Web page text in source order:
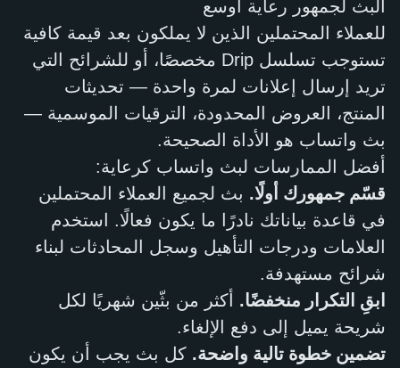
البث لجمهور رعاية أوسع
للعملاء المحتملين الذين لا يملكون بعد قيمة كافية
تستوجب تسلسل Drip مخصصًا، أو للشرائح التي
تريد إرسال إعلانات لمرة واحدة — تحديثات
المنتج، العروض المحدودة، الترقيات الموسمية —
بث واتساب هو الأداة الصحيحة.
أفضل الممارسات لبث واتساب كرعاية:
قسّم جمهورك أولًا. بث لجميع العملاء المحتملين
في قاعدة بياناتك نادرًا ما يكون فعالًا. استخدم
العلامات ودرجات التأهيل وسجل المحادثات لبناء
شرائح مستهدفة.
ابقِ التكرار منخفضًا. أكثر من بثّين شهريًا لكل
شريحة يميل إلى دفع الإلغاء.
تضمين خطوة تالية واضحة. كل بث يجب أن يكون